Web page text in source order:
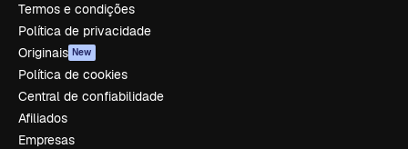
Termos e condições
Política de privacidade
Originais New
Política de cookies
Central de confiabilidade
Afiliados
Empresas